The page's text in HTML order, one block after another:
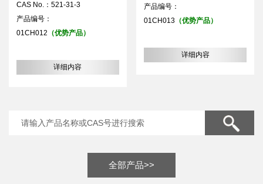
CAS No.：521-31-3
产品编号：
01CH012 （优势产品）
详细内容
产品编号：
01CH013（优势产品）
详细内容
全部产品>>